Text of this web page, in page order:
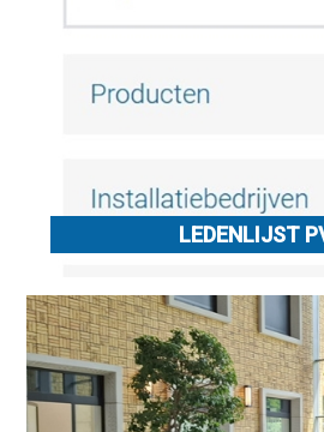
LEDENLIJST